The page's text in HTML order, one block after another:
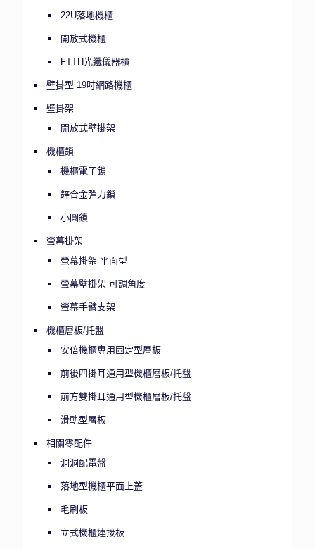
22U落地機櫃
開放式機櫃
FTTH光纖儀器櫃
壁掛型 19吋網路機櫃
壁掛架
開放式壁掛架
機櫃鎖
機櫃電子鎖
鋅合金彈力鎖
小圓鎖
螢幕掛架
螢幕掛架 平面型
螢幕壁掛架 可調角度
螢幕手臂支架
機櫃層板/托盤
安倍機櫃專用固定型層板
前後四掛耳通用型機櫃層板/托盤
前方雙掛耳通用型機櫃層板/托盤
滑軌型層板
相關零配件
洞洞配電盤
落地型機櫃平面上蓋
毛刷板
立式機櫃連接板